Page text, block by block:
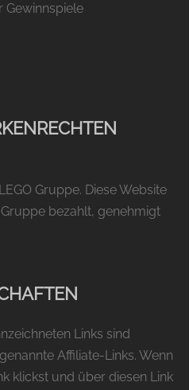
Gewinnspiele
Gruppe. Diese Website
bezahlt, genehmigt
Links sind
Affiliate-Links. Wenn
klickst und über diesen Link